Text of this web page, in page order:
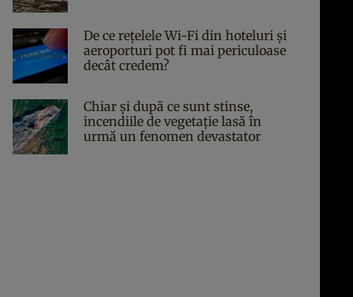
De ce rețelele Wi-Fi din hoteluri și
aeroporturi pot fi mai periculoase
decât credem?
Chiar și după ce sunt stinse,
incendiile de vegetație lasă în
urmă un fenomen devastator